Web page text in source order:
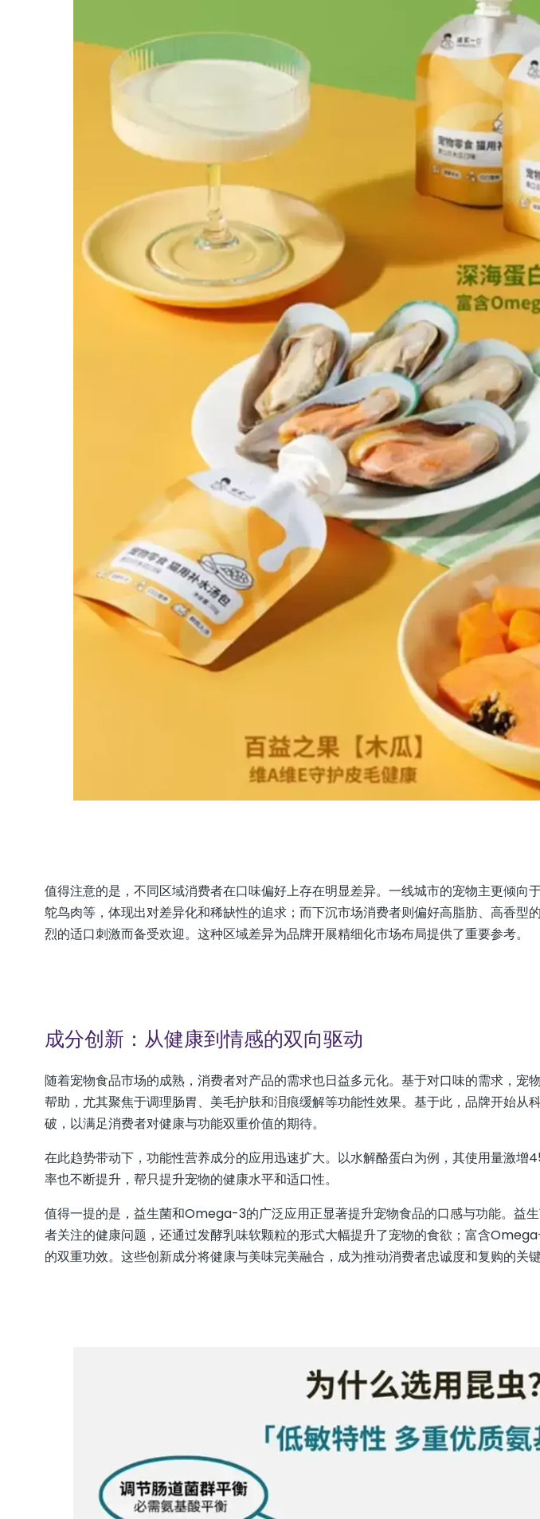
值得注意的是，不同区域消费者在口味偏好上存在明显差异。一线城市的宠物主更倾向
鸵鸟肉等，体现出对差异化和稀缺性的追求；而下沉市场消费者则偏好高脂肪、高香型
烈的适口刺激而备受欢迎。这种区域差异为品牌开展精细化市场布局提供了重要参考。
成分创新：从健康到情感的双向驱动
随着宠物食品市场的成熟，消费者对产品的需求也日益多元化。基于对口味的需求，宠
帮助，尤其聚焦于调理肠胃、美毛护肤和泪痕缓解等功能性效果。基于此，品牌开始从
破，以满足消费者对健康与功能双重价值的期待。
在此趋势带动下，功能性营养成分的应用迅速扩大。以水解酪蛋白为例，其使用量激增
率也不断提升，帮只提升宠物的健康水平和适口性。
值得一提的是，益生菌和Omega-3的广泛应用正显著提升宠物食品的口感与功能。益
者关注的健康问题，还通过发酵乳味软颗粒的形式大幅提升了宠物的食欲；富含
的双重功效。这些创新成分将健康与美味完美融合，成为推动消费者忠诚度和复购的关键